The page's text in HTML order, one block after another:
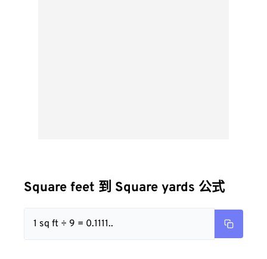
Square feet 到 Square yards 公式
1 sq ft ÷ 9 = 0.1111..